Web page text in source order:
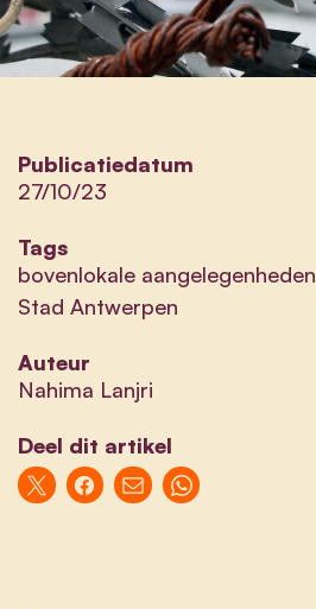
Publicatiedatum
27/10/23
Tags
bovenlokale aangelegenheden
Stad Antwerpen
Auteur
Nahima Lanjri
Deel dit artikel